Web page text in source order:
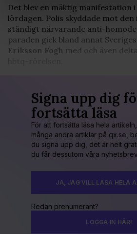
Vi använder enhetsidentifierare för
och annonserna till användarna,
för sociala medier och analysera
vidarebefordrar även sådana
information som du har tillhandahållit
samlat in när du har använt deras
våra cookies vid fortsatt
Det blev en mäktig manifestation
lördagen. Polis skyddade mot
ständigt närvarande anti-
paraden gick bland annat
Eriksson Fogh med och även
Signa upp dig
fortsätta läsa
För att fortsätta läsa hela
många andra artiklar på qx.se,
du signa upp dig, det är helt
du får dessutom våra
JA, JAG VILL LÄSA HELA
Redan prenumerant?
LOGGA IN HÄR!